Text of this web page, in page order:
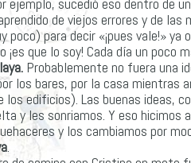
de viejos errores y de
poco) para decir «¡pues vale!»
¡es que lo soy! Cada día un poco
Probablemente no fuera una
los bares, por la casa mientras
los edificios). Las buenas ideas,
y les sonriamos. Y eso hicimos
y los cambiamos por
.